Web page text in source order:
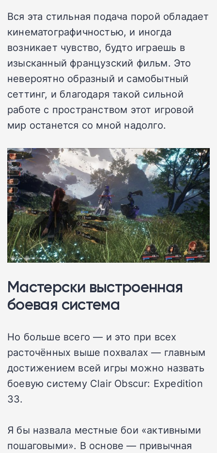
Вся эта стильная подача порой обладает
кинематографичностью, и иногда
возникает чувство, будто играешь в
изысканный французский фильм. Это
невероятно образный и самобытный
сеттинг, и благодаря такой сильной
работе с пространством этот игровой
мир останется со мной надолго.
Мастерски выстроенная
боевая система
Но больше всего — и это при всех
расточённых выше похвалах — главным
достижением всей игры можно назвать
боевую систему Clair Obscur: Expedition
33.
Я бы назвала местные бои «активными
пошаговыми». В основе — привычная